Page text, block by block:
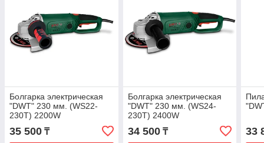
Болгарка электрическая
"DWT" 230 мм. (WS22-
230T) 2200W
35 500 ₸
Болгарка электрическая
"DWT" 230 мм. (WS24-
230T) 2400W
34 500₸ 33